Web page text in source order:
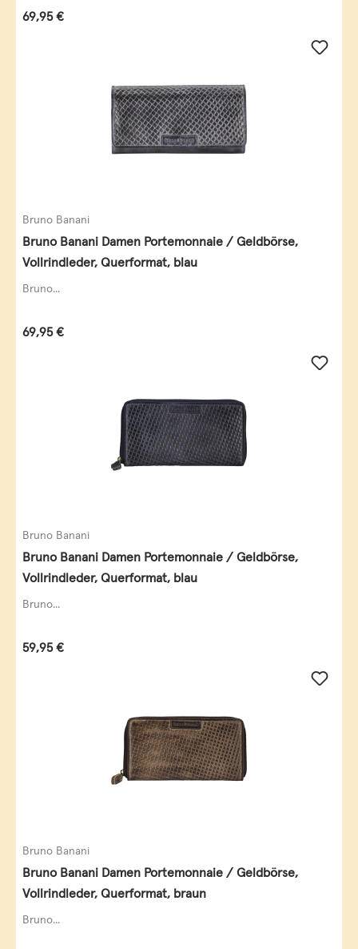
Regulärer Preis:
69,95 €
Bruno Banani
Bruno Banani Damen Portemonnaie / Geldbörse,
Vollrindleder, Querformat, blau
Bruno...
Regulärer Preis:
69,95 €
Bruno Banani
Bruno Banani Damen Portemonnaie / Geldbörse,
Vollrindleder, Querformat, blau
Bruno...
Regulärer Preis:
59,95 €
Bruno Banani
Bruno Banani Damen Portemonnaie / Geldbörse,
Vollrindleder, Querformat, braun
Bruno...